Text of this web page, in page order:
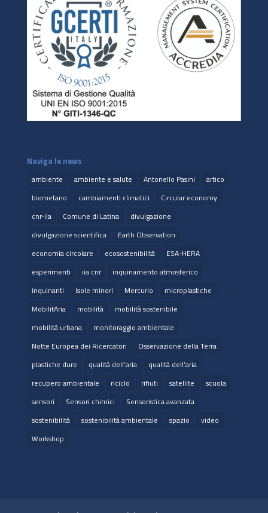
Naviga le news
ambiente ambiente e salute Antonello Pasini
artico
biometano
cambiamenti climatici
Circular economy
cnr-iia
Comune di Latina
divulgazione
divulgazione scientifica
Earth Observation
economia circolare
ecosostenibilità
ESA-HERA
esperimenti
iia cnr
inquinamento atmosferico
inquinanti
isole minori Mercurio
microplastiche
MobilitAria
mobilità
mobilità sostenibile
mobilità urbana
monitoraggio ambientale
Notte Europea dei Ricercatori
Osservazione della Terra
plastiche dure
qualità dell'aria
qualità dell’aria
recupero ambientale
riciclo rifiuti satellite
scuola
sensori
Sensori chimici
Sensoristica avanzata
sostenibilità
sostenibilità ambientale spazio
video
Workshop